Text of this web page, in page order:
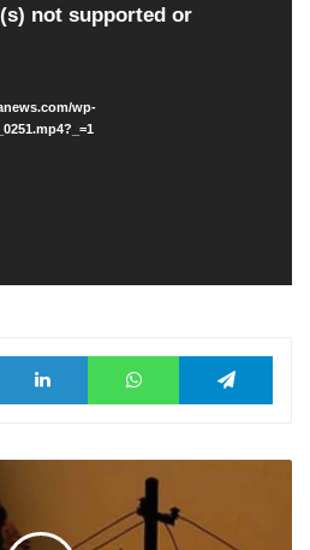
not supported or
wp-
LinkedIn WhatsApp